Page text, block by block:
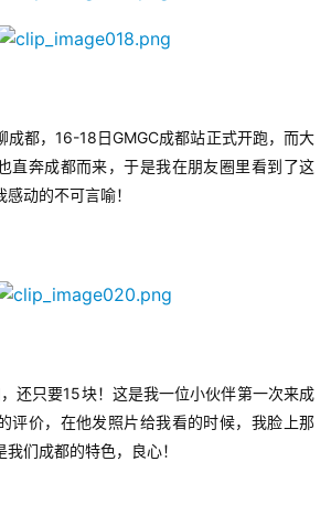
成都，16-18 日GMGC成都站正式开跑，而大
直奔成都而来，于是我在朋友圈里看到了这
动的不可言喻！
还只要15块！这是我一位小伙伴第一次来成
评价，在他发照片给我看的时候，我脸上那
们成都的特色，良心！